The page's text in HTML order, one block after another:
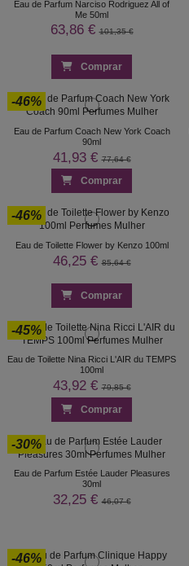
Eau de Parfum Narciso Rodriguez All of
Me 50ml
63,86 €101,35 €
Comprar
-46%
Eau de Parfum Coach New York Coach
90ml
41,93 €77,64 €
Comprar
-46%
Eau de Toilette Flower by Kenzo 100ml
46,25 €85,64 €
Comprar
-45%
Eau de Toilette Nina Ricci L'AIR du TEMPS
100ml
43,92 €79,85 €
Comprar
-30%
Eau de Parfum Estée Lauder Pleasures
30ml
32,25 €46,07 €
-46%